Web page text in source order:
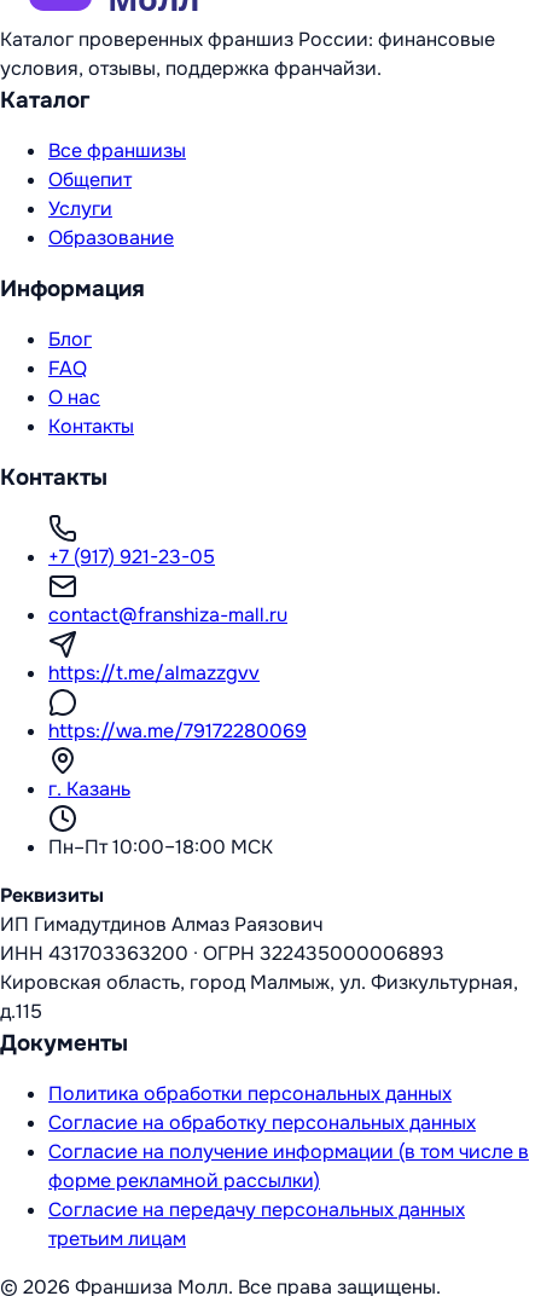
Каталог проверенных франшиз России: финансовые
условия, отзывы, поддержка франчайзи.
Каталог
Все франшизы
Общепит
Услуги
Образование
Информация
Блог
FAQ
О нас
Контакты
Контакты
+7 (917) 921-23-05
contact@franshiza-mall.ru
https://t.me/almazzgvv
https://wa.me/79172280069
г. Казань
Пн–Пт 10:00–18:00 МСК
Реквизиты
ИП Гимадутдинов Алмаз Раязович
ИНН 431703363200 · ОГРН 322435000006893
Кировская область, город Малмыж, ул. Физкультурная,
д.115
Документы
Политика обработки персональных данных
Согласие на обработку персональных данных
Согласие на получение информации (в том числе в
форме рекламной рассылки)
Согласие на передачу персональных данных
третьим лицам
© 2026 Франшиза Молл. Все права защищены.